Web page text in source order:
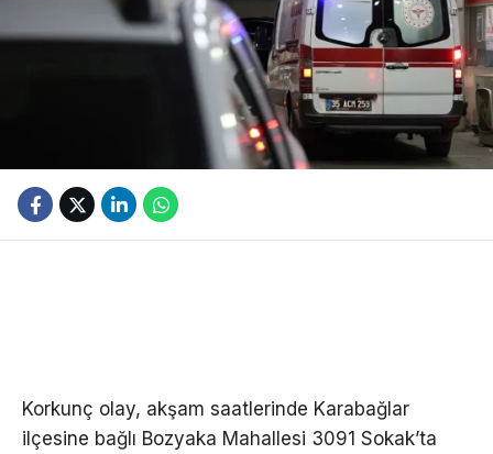
Korkunç olay, akşam saatlerinde Karabağlar
ilçesine bağlı Bozyaka Mahallesi 3091 Sokak’ta